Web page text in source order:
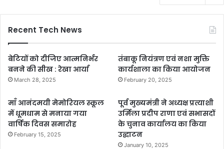
Recent Tech News
बेटियों को दीजिए आत्मनिर्भर
बनने की सीख : रेखा आर्या
March 28, 2025
तंबाकू नियंत्रण एवं नशा मुक्ति
कार्यशाला का किया आयोजन
February 20, 2025
माँ आनंदमयी मेमोरियल स्कूल
में धूमधाम से मनाया गया
वार्षिक दिवस समारोह
February 15, 2025
पूर्व मुख्यमंत्री ने अध्यक्ष प्रत्याशी
उर्मिला प्रदीप राणा एवं सभासदों
के चुनाव कार्यालय का किया
उद्घाटन
January 10, 2025